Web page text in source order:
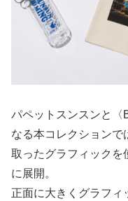
パペットスンスンと〈
なる本コレクションで
取ったグラフィックを
に展開。
正面に大きくグラフィ